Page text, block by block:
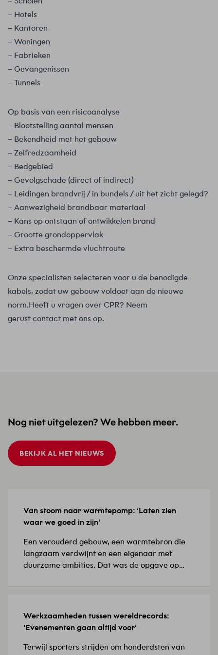
– Hotels
– Kantoren
– Woningen
– Fabrieken
– Gevangenissen
– Tunnels
Op basis van een risicoanalyse
– Blootstelling aantal mensen
– Bekendheid met het gebouw
– Zelfredzaamheid
– Bedgebied
– Gevolgschade (direct of indirect)
– Leidingen brandvrij / in bundels / uit het zicht gelegd?
– Aanwezigheid brandbaar materiaal
– Kans op ontstaan of ontwikkelen brand
– Grootte grondoppervlak
– Extra beschermde vluchtroute
Onze specialisten selecteren voor u de benodigde
kabels, zodat uw gebouw voldoet aan de nieuwe
norm.Heeft u vragen over CPR? Neem
gerust contact met ons op.
Nog niet uitgelezen? We hebben meer.
BEKIJK AL HET NIEUWS
15 JULI 2026
Van stoom naar warmtepomp: ‘Laten zien
waar we goed in zijn’
Een verouderd gebouw, een warmtebron die
langzaam verdwijnt en een eigenaar met
duurzame ambities. Dat was de opgave op
waren verouderd en de bestaande
verwarmingsoplossing vroeg om een
projectleider werktuigbouwkunde, toe. Hij
8 JULI 2026
Werkzaamheden tussen wereldrecords:
‘Evenementen gaan altijd voor’
Terwijl sporters strijden om honderdsten van